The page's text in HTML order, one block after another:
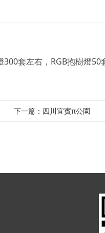
套左右，RGB抱樹燈50
下一篇：四川宜賓π公園